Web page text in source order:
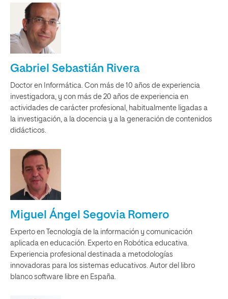
Gabriel Sebastián Rivera
Doctor en Informática. Con más de 10 años de experiencia
investigadora, y con más de 20 años de experiencia en
actividades de carácter profesional, habitualmente ligadas a
la investigación, a la docencia y a la generación de contenidos
didácticos.
Miguel Ángel Segovia Romero
Experto en Tecnología de la información y comunicación
aplicada en educación. Experto en Robótica educativa.
Experiencia profesional destinada a metodologías
innovadoras para los sistemas educativos. Autor del libro
blanco software libre en España.